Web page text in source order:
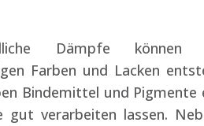
Dämpfe
Farben und Lacken
Bindemittel und
gut verarbeiten lassen.